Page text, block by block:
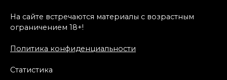
На сайте встречаются материалы с возрастным
ограничением 18+!
Политика конфиденциальности
Статистика